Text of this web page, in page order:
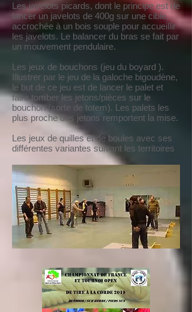
Les javelots picards, dont le principe est de
lancer un javelots de 400g sur une cible,
accrochée à un bois souple pour accueillir
les javelots. Le balancer du bras se fait par
un mouvement pendulaire.
Les jeux de bouchons (jeu du boyard ).
Illustrer par le jeu de la galoche bigoudène,
le but de ce jeu est de lancer le palet et
faire tomber les jetons/pièces sur le
bouchon (sorte de totem). Les palets les
plus proche des jetons remportent la mise.
Les jeux de quilles et de boules avec ses
différentes variantes suivant les territoires